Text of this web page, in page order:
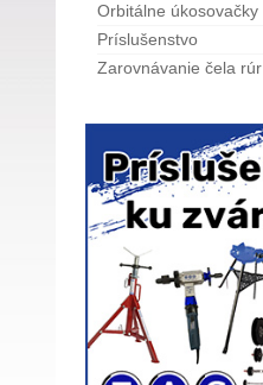
Orbitálne úkosovačky
Príslušenstvo
Zarovnávanie čela rúr